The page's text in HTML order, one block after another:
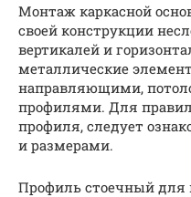
Монтаж каркасной
своей конструкции
вертикалей и
металлические
направляющими,
профилями. Для
профиля, следует
и размерами.
Профиль стоечный для